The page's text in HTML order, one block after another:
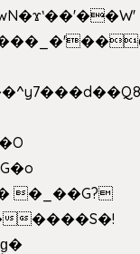
�����S�!